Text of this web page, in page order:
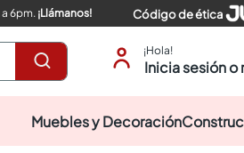
6pm.¡Llámanos! Código de ética
¡Hola!
Inicia sesión o
Muebles y Decoración